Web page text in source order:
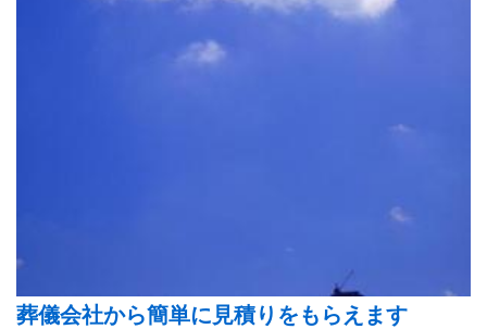
葬儀会社から簡単に見積りをもらえます